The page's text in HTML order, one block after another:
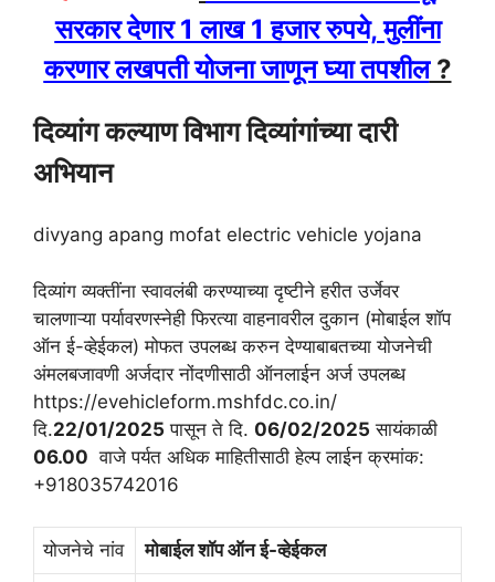
सरकार देणार 1 लाख 1 हजार रुपये, मुलींना
करणार लखपती योजना जाणून घ्या तपशील?
दिव्यांग कल्याण विभाग दिव्यांगांच्या दारी
अभियान
divyang apang mofat electric vehicle yojana
दिव्यांग व्यक्तींना स्वावलंबी करण्याच्या दृष्टीने हरीत उर्जेवर
चालणाऱ्या पर्यावरणस्नेही फिरत्या वाहनावरील दुकान (मोबाईल शॉप
ऑन ई-व्हेईकल) मोफत उपलब्ध करुन देण्याबाबतच्या योजनेची
अंमलबजावणी अर्जदार नोंदणीसाठी ऑनलाईन अर्ज उपलब्ध
https://evehicleform.mshfdc.co.in/
दि.22/01/2025 पासून ते दि. 06/02/2025 सायंकाळी
06.00 वाजे पर्यत अधिक माहितीसाठी हेल्प लाईन क्रमांक:
+918035742016
योजनेचे नांव मोबाईल शॉप ऑन ई-व्हेईकल